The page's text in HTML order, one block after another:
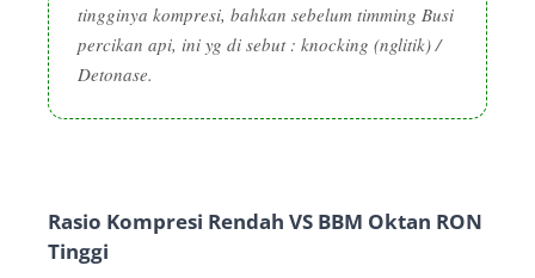
tingginya kompresi, bahkan sebelum timming Busi
percikan api, ini yg di sebut : knocking (nglitik) /
Detonase.
Rasio Kompresi Rendah VS BBM Oktan RON
Tinggi